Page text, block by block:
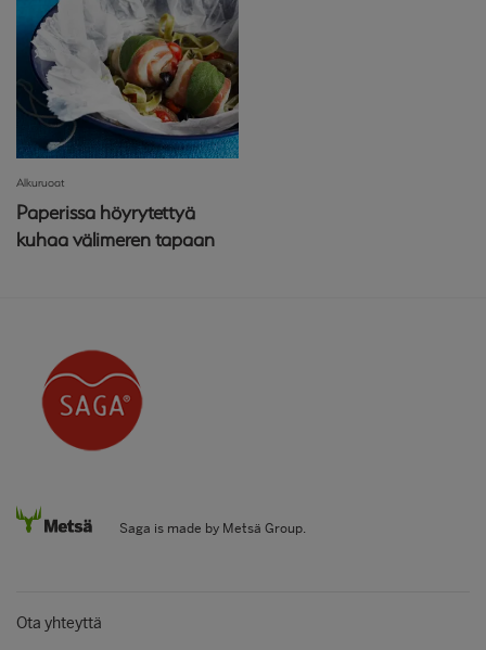
Alkuruoat
Paperissa höyrytettyä
kuhaa välimeren tapaan
Saga is made by Metsä Group.
Ota yhteyttä